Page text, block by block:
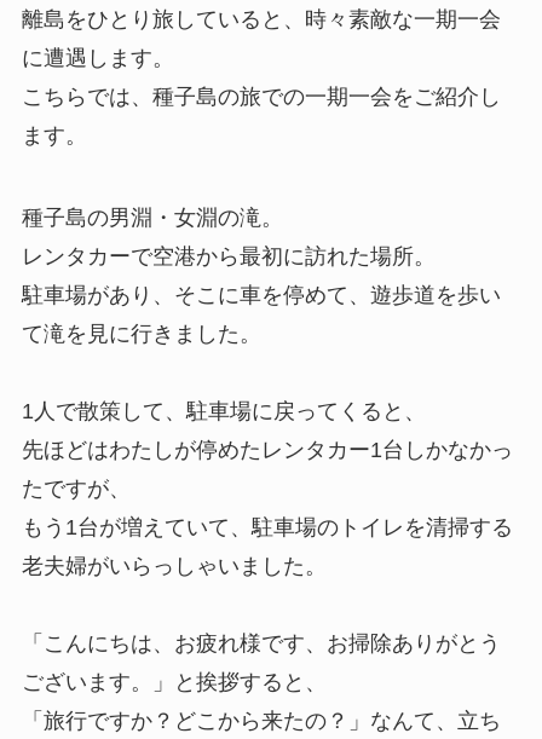
離島をひとり旅していると、時々素敵な一期一会
に遭遇します。
こちらでは、種子島の旅での一期一会をご紹介し
ます。
種子島の男淵・女淵の滝。
レンタカーで空港から最初に訪れた場所。
駐車場があり、そこに車を停めて、遊歩道を歩い
て滝を見に行きました。
1人で散策して、駐車場に戻ってくると、
先ほどはわたしが停めたレンタカー1台しかなかっ
たですが、
もう1台が増えていて、駐車場のトイレを清掃する
老夫婦がいらっしゃいました。
「こんにちは、お疲れ様です、お掃除ありがとう
ございます。」と挨拶すると、
「旅行ですか？どこから来たの？」なんて、立ち